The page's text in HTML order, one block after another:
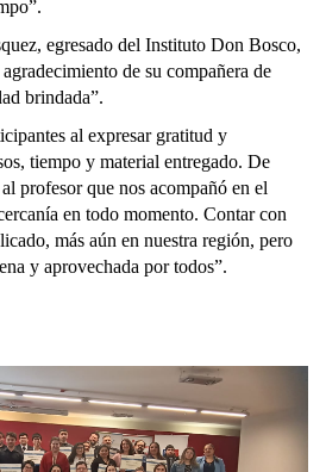
egresado del Instituto Don Bosco,
de su compañera de
brindada”.
al expresar gratitud y
tiempo y material entregado. De
profesor que nos acompañó en el
en todo momento. Contar con
más aún en nuestra región, pero
y aprovechada por todos”.